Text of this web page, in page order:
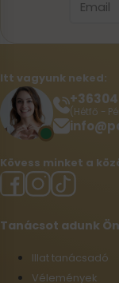
Itt vagyunk neked:
(Hétfő -
Kövess minket a
Tanácsot adunk
Illat tanácsadó
Vélemények